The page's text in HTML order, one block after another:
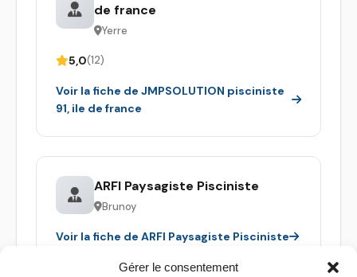
Gérer le consentement
de france
Yerre
5,0(12)
Voir la fiche de JMPSOLUTION pisciniste
91, ile de france
ARFI Paysagiste Pisciniste
Brunoy
Voir la fiche de ARFI Paysagiste Pisciniste